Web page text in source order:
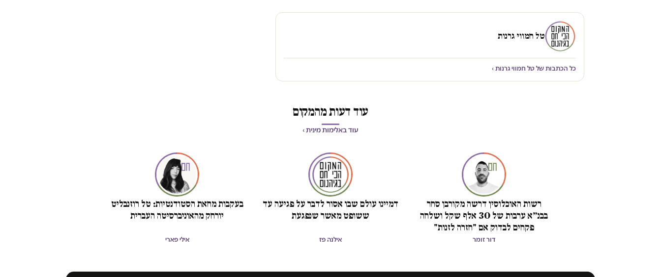
טל חמווי גרנות
כל הכתבות של טל חמווי גרנות ›
עוד דעות מהמקום
עוד באלימות מינית ›
רשות האוכלוסין דרשה מקורבן סחר
בבנ״א ערבות של 30 אלף שקל ושלחה
פקחים לבדוק אם "חזרה לזנות"
דור זומר
דמיינו עולם שבו אסור לדבר על פגיעה עד
ששופט מאשר שנפגעת
אילנה פז
בעקבות מחאת הסטודנטיות: טל רוזנבליט
יורחק מהאוניברסיטה העברית
אילי פארי